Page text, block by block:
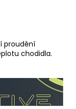
proudění
chodidla.